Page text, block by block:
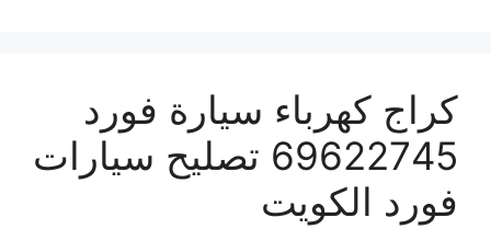
كراج كهرباء سيارة فورد
69622745 تصليح سيارات
فورد الكويت